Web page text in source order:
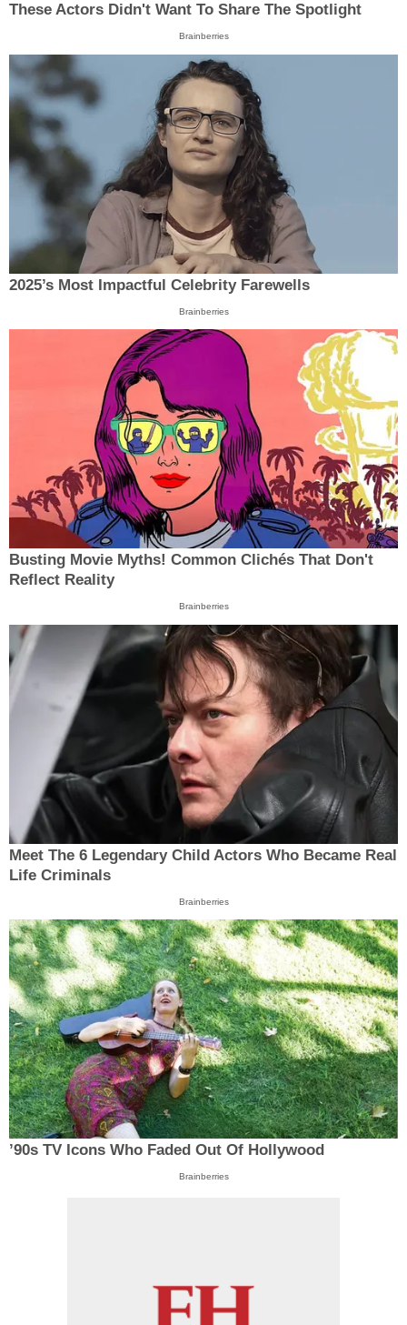
These Actors Didn't Want To Share The Spotlight
Brainberries
2025’s Most Impactful Celebrity Farewells
Brainberries
Busting Movie Myths! Common Clichés That Don't
Reflect Reality
Brainberries
Meet The 6 Legendary Child Actors Who Became Real
Life Criminals
Brainberries
’90s TV Icons Who Faded Out Of Hollywood
Brainberries